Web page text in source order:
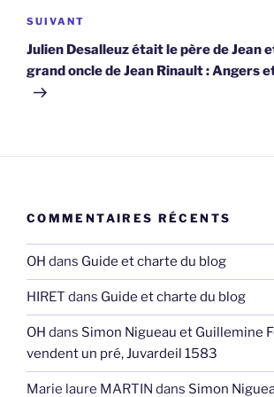
Article
suivant
SUIVANT
Julien Desalleuz était le père de Jean
grand oncle de Jean Rinault : Angers
COMMENTAIRES RÉCENTS
OH dans Guide et charte du blog
HIRET dans Guide et charte du blog
OH dans Simon Nigueau et Guillemine
vendent un pré, Juvardeil 1583
Marie laure MARTIN dans Simon